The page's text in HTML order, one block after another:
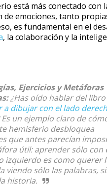
está más conectado con
de emociones, tanto
es fundamental en el
, la colaboración y la
Ejercicios y Metáforas
¿Has oído hablar del libro
a dibujar con el lado
Es un ejemplo claro de
hemisferio desbloquea
que antes parecían
útil: aprender sólo con
izquierdo es como querer
viendo sólo las palabras,
historia.